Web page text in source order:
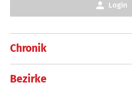
Chronik
Bezirke
Login